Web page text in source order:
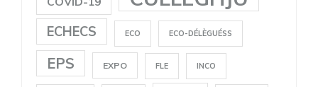
ECHECS ECO ECO-DÉLÈGUÉSS
EPS EXPO FLE INCO